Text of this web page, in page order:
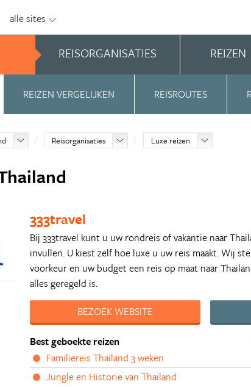
alle sites
REISORGANISATIES REIZEN
REIZEN VERGELIJKEN REISROUTES
Reisorganisaties Luxe reizen
333travel
Bij 333travel kunt u uw rondreis of vakantie naar
invullen. U kiest zelf hoe luxe u uw reis maakt. Wij
voorkeur en uw budget een reis op maat naar
alles geregeld is.
BEZOEK WEBSITE
Best geboekte reizen
Familiereis Thailand 3 weken
Jungle en Historie van Thailand